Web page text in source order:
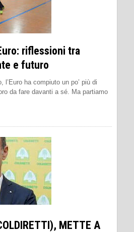
riflessioni tra
e futuro
l’Euro ha compiuto un po’ più di
da fare davanti a sé. Ma partiamo
METTE A